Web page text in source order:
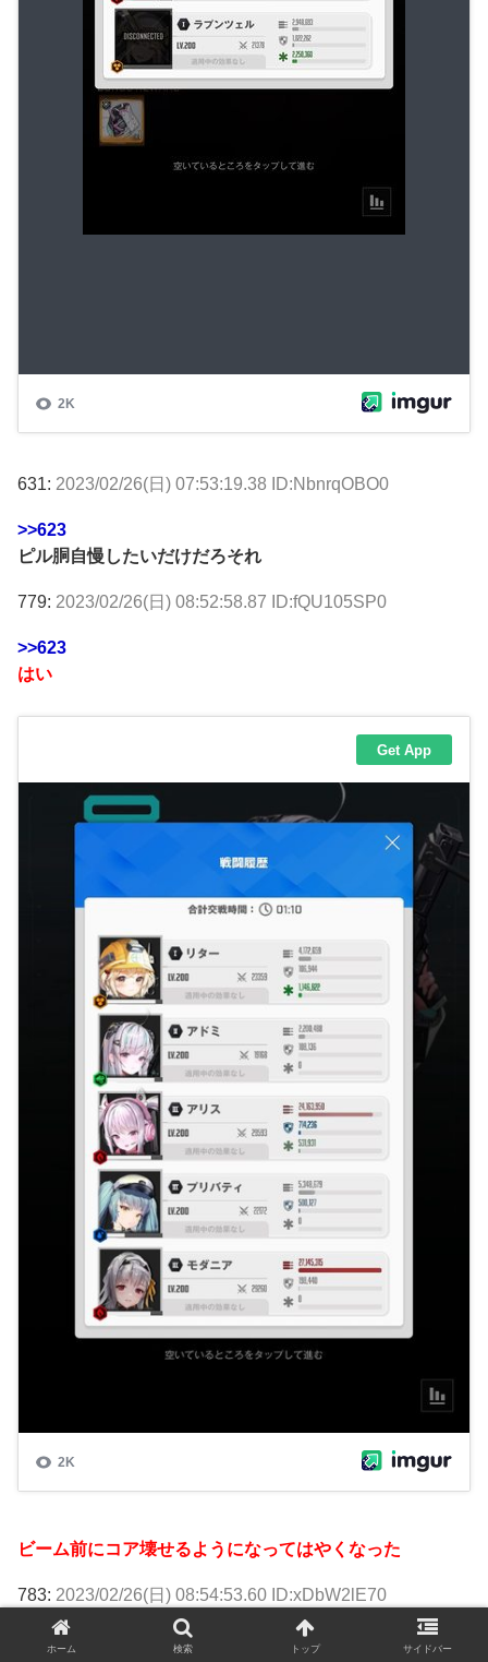
631: 2023/02/26(日) 07:53:19.38 ID:NbnrqOBO0
>>623
ピル胴自慢したいだけだろそれ
779: 2023/02/26(日) 08:52:58.87 ID:fQU105SP0
>>623
はい
ビーム前にコア壊せるようになってはやくなった
783: 2023/02/26(日) 08:54:53.60 ID:xDbW2lE70
>>779
ホーム 検索 トップ サイドバー